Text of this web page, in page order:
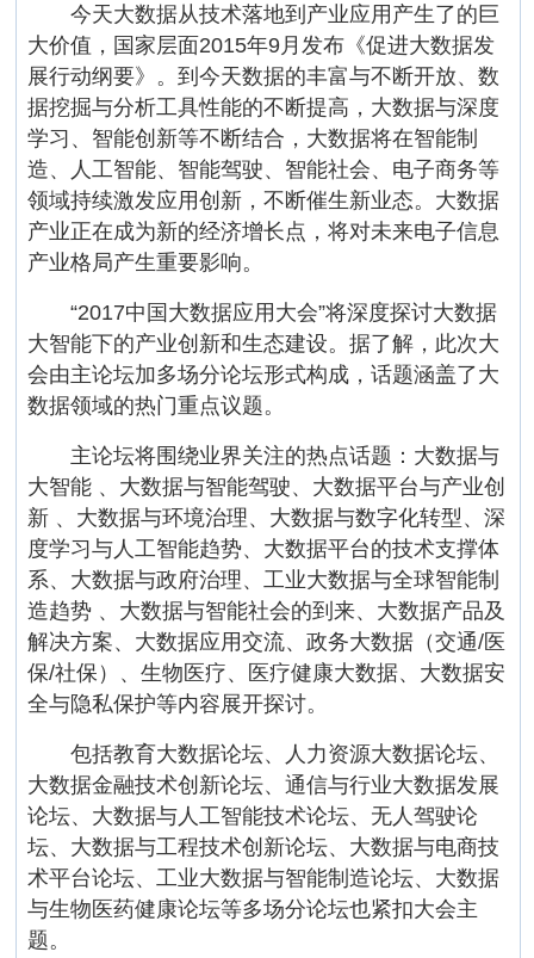
今天大数据从技术落地到产业应用产生了的巨
大价值，国家层面2015年9月发布《促进大数据发
展行动纲要》。到今天数据的丰富与不断开放、数
据挖掘与分析工具性能的不断提高，大数据与深度
学习、智能创新等不断结合，大数据将在智能制
造、人工智能、智能驾驶、智能社会、电子商务等
领域持续激发应用创新，不断催生新业态。大数据
产业正在成为新的经济增长点，将对未来电子信息
产业格局产生重要影响。
“2017中国大数据应用大会”将深度探讨大数据
大智能下的产业创新和生态建设。据了解，此次大
会由主论坛加多场分论坛形式构成，话题涵盖了大
数据领域的热门重点议题。
主论坛将围绕业界关注的热点话题：大数据与
大智能 、大数据与智能驾驶、大数据平台与产业创
新 、大数据与环境治理、大数据与数字化转型、深
度学习与人工智能趋势、大数据平台的技术支撑体
系、大数据与政府治理、工业大数据与全球智能制
造趋势 、大数据与智能社会的到来、大数据产品及
解决方案、大数据应用交流、政务大数据（交通/医
保/社保）、生物医疗、医疗健康大数据、大数据安
全与隐私保护等内容展开探讨。
包括教育大数据论坛、人力资源大数据论坛、
大数据金融技术创新论坛、通信与行业大数据发展
论坛、大数据与人工智能技术论坛、无人驾驶论
坛、大数据与工程技术创新论坛、大数据与电商技
术平台论坛、工业大数据与智能制造论坛、大数据
与生物医药健康论坛等多场分论坛也紧扣大会主
题。